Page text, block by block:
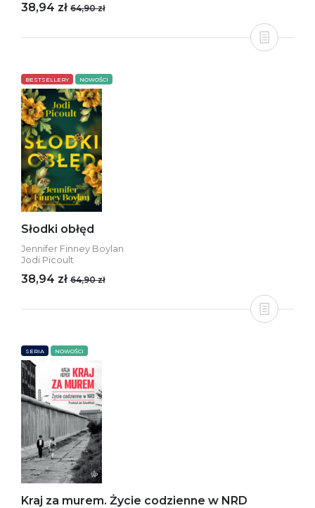
38,94 zł 64,90 zł
BESTSELLERY NOWOŚCI
Słodki obłęd
Jennifer Finney Boylan
Jodi Picoult
38,94 zł 64,90 zł
SERIA NOWOŚCI
Kraj za murem. Życie codzienne w NRD